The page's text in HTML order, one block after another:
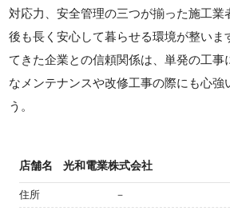
対応力、安全管理の三つが揃った施工業
後も長く安心して暮らせる環境が整いま
てきた企業との信頼関係は、単発の工事
なメンテナンスや改修工事の際にも心強
う。
店舗名 光和電業株式会社
住所 －